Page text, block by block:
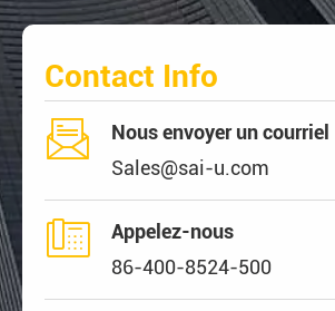
Contact Info

Nous envoyer un courriel
Sales@sai-u.com

Appelez-nous
86-400-8524-500